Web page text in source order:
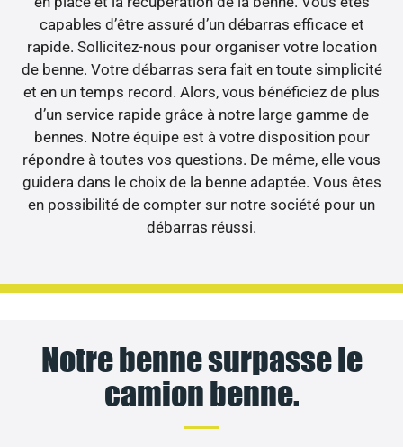
capables d’être assuré d’un débarras efficace et
rapide. Sollicitez-nous pour organiser votre location
de benne. Votre débarras sera fait en toute simplicité
et en un temps record. Alors, vous bénéficiez de plus
d’un service rapide grâce à notre large gamme de
bennes. Notre équipe est à votre disposition pour
répondre à toutes vos questions. De même, elle vous
guidera dans le choix de la benne adaptée. Vous êtes
en possibilité de compter sur notre société pour un
débarras réussi.
Notre benne surpasse le
camion benne.